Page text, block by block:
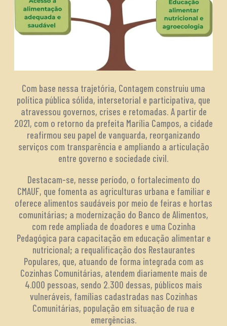
Com base nessa trajetória, Contagem construiu uma
política pública sólida, intersetorial e participativa, que
atravessou governos, crises e retomadas. A partir de
2021, com o retorno da prefeita Marília Campos, a cidade
reafirmou seu papel de vanguarda, reorganizando
serviços com transparência e ampliando a articulação
entre governo e sociedade civil.
Destacam-se, nesse período, o fortalecimento do
CMAUF, que fomenta as agriculturas urbana e familiar e
oferece alimentos saudáveis por meio de feiras e hortas
comunitárias; a modernização do Banco de Alimentos,
com rede ampliada de doadores e uma Cozinha
Pedagógica para capacitação em educação alimentar e
nutricional; a requalificação dos Restaurantes
Populares, que, atuando de forma integrada com as
Cozinhas Comunitárias, atendem diariamente mais de
4.000 pessoas, sendo 2.300 dessas, públicos mais
vulneráveis, famílias cadastradas nas Cozinhas
Comunitárias, população em situação de rua e
emergências.